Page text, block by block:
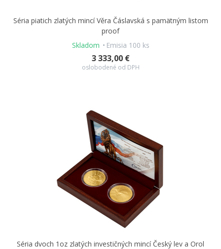
Séria piatich zlatých mincí Věra Čáslavská s pamätným listom
proof
Skladom
Emisia 100 ks
3 333,00 €
oslobodené od DPH
Séria dvoch 1oz zlatých investičných mincí Český lev a Orol